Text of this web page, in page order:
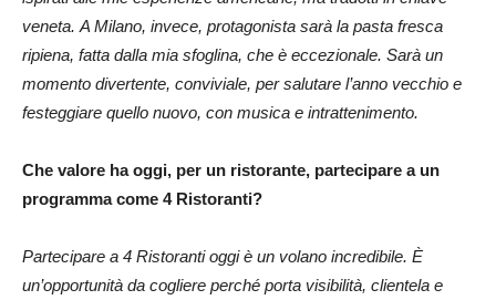
veneta. A Milano, invece, protagonista sarà la pasta fresca
ripiena, fatta dalla mia sfoglina, che è eccezionale. Sarà un
momento divertente, conviviale, per salutare l’anno vecchio e
festeggiare quello nuovo, con musica e intrattenimento.
Che valore ha oggi, per un ristorante, partecipare a un
programma come 4 Ristoranti?
Partecipare a 4 Ristoranti oggi è un volano incredibile. È
un’opportunità da cogliere perché porta visibilità, clientela e